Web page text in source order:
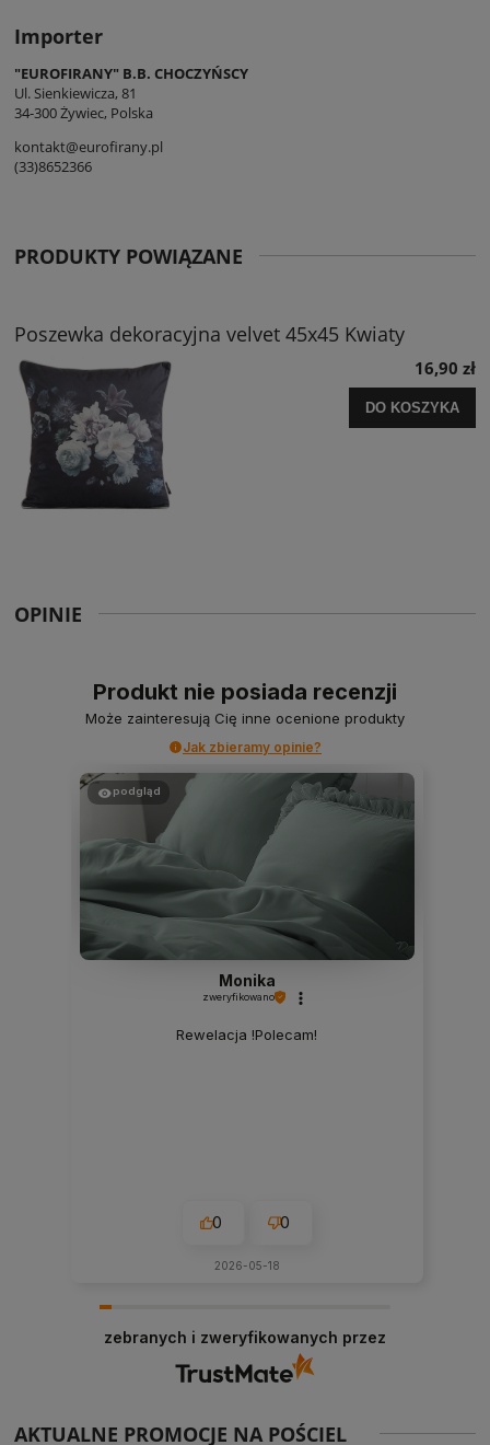
Importer
"EUROFIRANY" B.B. CHOCZYŃSCY
Ul. Sienkiewicza, 81
34-300 Żywiec, Polska
kontakt@eurofirany.pl
(33)8652366
OPINIE
Produkt nie posiada recenzji
Może zainteresują Cię inne ocenione produkty
Jak zbieramy opinie?
podgląd
Monika
zweryfikowano
Rewelacja !Polecam!
0 0
2026-05-18
zebranych i zweryfikowanych przez
PRODUKTY POWIĄZANE
Poszewka dekoracyjna velvet 45x45 Kwiaty
16,90 zł
DO KOSZYKA
AKTUALNE PROMOCJE NA POŚCIEL